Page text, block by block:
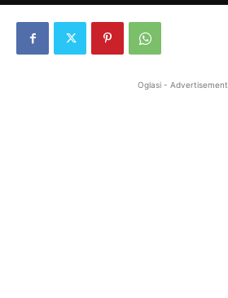
Oglasi - Advertisement